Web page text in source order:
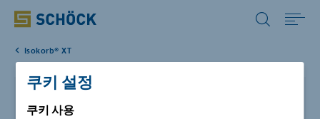
쿠키 설정
쿠키 사용
Home
솔루션
Korea (KR) 한국어
Isokorb® XT
Schöck Isokorb® XT type K-F